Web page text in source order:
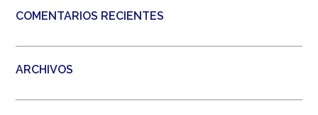
COMENTARIOS RECIENTES
ARCHIVOS